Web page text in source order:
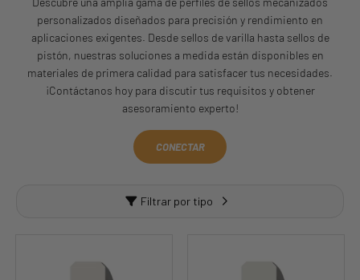
personalizados diseñados para precisión y rendimiento en
aplicaciones exigentes. Desde sellos de varilla hasta sellos de
pistón, nuestras soluciones a medida están disponibles en
materiales de primera calidad para satisfacer tus necesidades.
¡Contáctanos hoy para discutir tus requisitos y obtener
asesoramiento experto!
CONECTAR
Filtrar por tipo